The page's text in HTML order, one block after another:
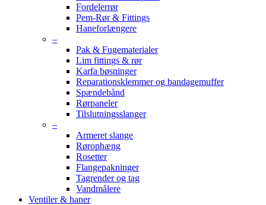
Fordelerrør
Pem-Rør & Fittings
Haneforlængere
–
Pak & Fugematerialer
Lim fittings & rør
Karfa bøsninger
Reparationsklemmer og bandagemuffer
Spændebånd
Rørpaneler
Tilslutningsslanger
–
Armeret slange
Rørophæng
Rosetter
Flangepakninger
Tagrender og tag
Vandmålere
Ventiler & haner